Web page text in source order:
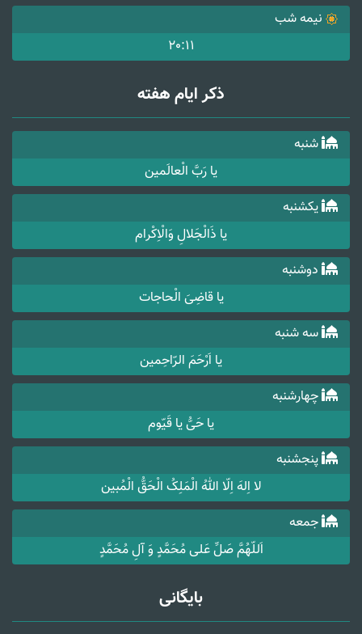
نیمه شب
20:11
ذکر ایام هفته
شنبه
یا رَبَّ الْعالَمین
یکشنبه
یا ذَالْجَلالِ وَالْاِکْرام
دوشنبه
یا قاضِیَ الْحاجات
سه شنبه
یا اَرْحَمَ الرّاحِمین
چهارشنبه
یا حَیُّ یا قَیّوم
پنجشنبه
لا اِلهَ اِلّا اللهُ الْمَلِکُ الْحَقُّ الْمُبین
جمعه
اَللّهُمَّ صَلِّ عَلی مُحَمَّدٍ وَ آلِ مُحَمَّدٍ
بایگانی